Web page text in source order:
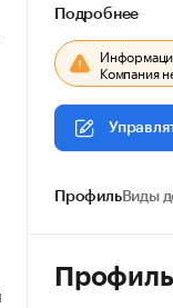
Подробнее
Компания
ПрофильВиды
Профиль